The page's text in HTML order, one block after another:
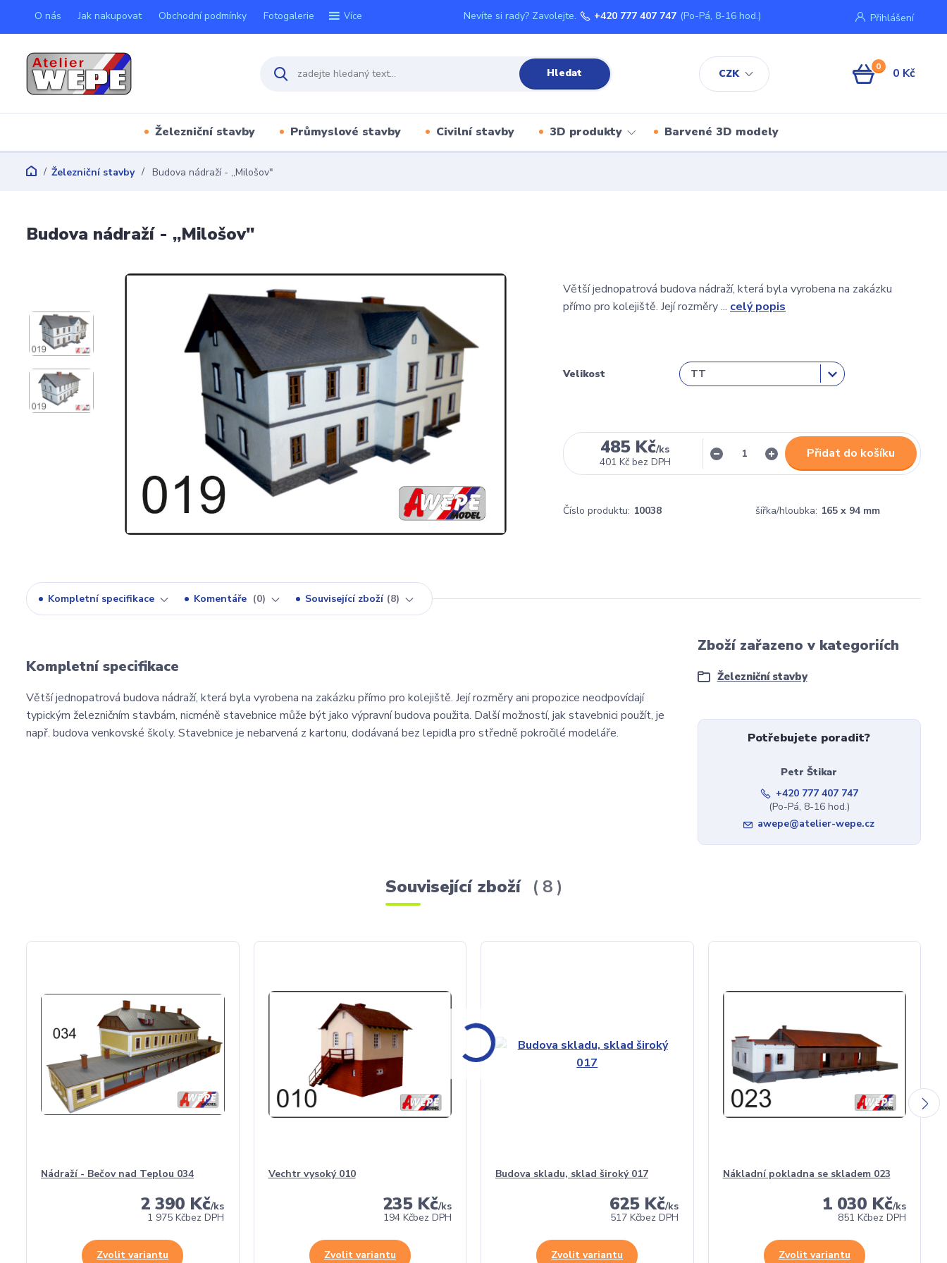
O nás Jak nakupovat Obchodní podmínky Fotogalerie Více
CZK
Přihlášení
Hledat
Nevíte si rady? Zavolejte. +420 777 407 747 (Po-Pá, 8-16 hod.)
0 0 Kč
Železniční stavby Průmyslové stavby Civilní stavby 3D produkty Barvené 3D modely
Železniční stavby Budova nádraží - ,,Milošov"
Budova nádraží - ,,Milošov"
Větší jednopatrová budova nádraží, která byla vyrobena na zakázku
přímo pro kolejiště. Její rozměry ... celý popis
Velikost
485 Kč/ks
401 Kč bez DPH
Přidat do košíku
Číslo produktu: 10038 šířka/hloubka: 165 x 94 mm
Kompletní specifikace Komentáře 0 Související zboží 8
Kompletní specifikace
Větší jednopatrová budova nádraží, která byla vyrobena na zakázku přímo pro kolejiště. Její rozměry ani propozice neodpovídají
typickým železničním stavbám, nicméně stavebnice může být jako výpravní budova použita. Další možností, jak stavebnici použít, je
např. budova venkovské školy. Stavebnice je nebarvená z kartonu, dodávaná bez lepidla pro středně pokročilé modeláře.
Zboží zařazeno v kategoriích
Železniční stavby
Potřebujete poradit?
Petr Štikar
+420 777 407 747
(Po-Pá, 8-16 hod.)
awepe@atelier-wepe.cz
Související zboží 8
Nádraží - Bečov nad Teplou 034
2 390 Kč/ks
1 975 Kčbez DPH
Zvolit variantu
Vechtr vysoký 010
235 Kč/ks
194 Kčbez DPH
Zvolit variantu
Budova skladu, sklad široký 017
625 Kč/ks
517 Kčbez DPH
Zvolit variantu
Nákladní pokladna se skladem 023
1 030 Kč/ks
851 Kčbez DPH
Zvolit variantu